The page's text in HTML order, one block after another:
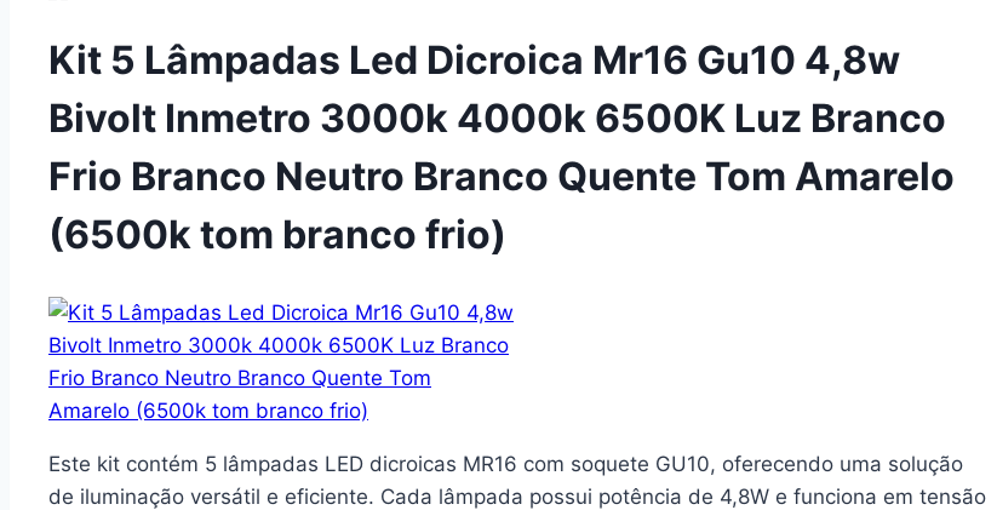
Kit 5 Lâmpadas Led Dicroica Mr16 Gu10 4,8w
Bivolt Inmetro 3000k 4000k 6500K Luz Branco
Frio Branco Neutro Branco Quente Tom Amarelo
(6500k tom branco frio)
Este kit contém 5 lâmpadas LED dicroicas MR16 com soquete GU10, oferecendo uma solução
de iluminação versátil e eficiente. Cada lâmpada possui potência de 4,8W e funciona em tensão